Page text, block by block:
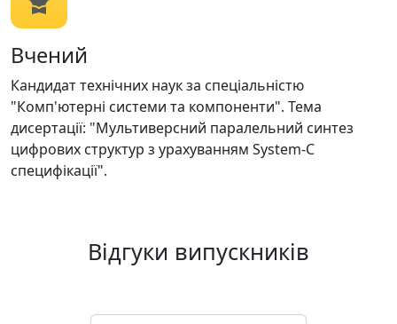
Вчений
Кандидат технічних наук за спеціальністю
"Комп'ютерні системи та компоненти". Тема
дисертації: "Мультиверсний паралельний синтез
цифрових структур з урахуванням System-C
специфікації".
Відгуки випускників